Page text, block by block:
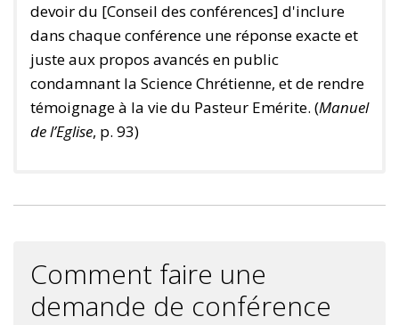
devoir du [Conseil des conférences] d'inclure
dans chaque conférence une réponse exacte et
juste aux propos avancés en public
condamnant la Science Chrétienne, et de rendre
témoignage à la vie du Pasteur Emérite. (Manuel
de l’Eglise, p. 93)
Comment faire une
demande de conférence